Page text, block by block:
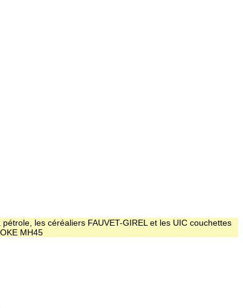
les céréaliers FAUVET-GIREL et les UIC couchettes
MH45